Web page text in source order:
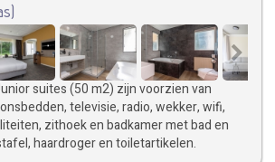
suites (50 m2) zijn voorzien van
televisie, radio, wekker, wifi,
zithoek en badkamer met bad en
haardroger en toiletartikelen.